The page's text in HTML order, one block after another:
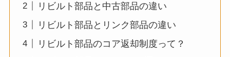
リビルト部品と中古部品の違い
リビルト部品とリンク部品の違い
リビルト部品のコア返却制度って？